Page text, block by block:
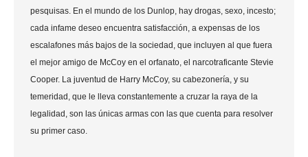
pesquisas. En el mundo de los Dunlop, hay drogas, sexo, incesto;
cada infame deseo encuentra satisfacción, a expensas de los
escalafones más bajos de la sociedad, que incluyen al que fuera
el mejor amigo de McCoy en el orfanato, el narcotraficante Stevie
Cooper. La juventud de Harry McCoy, su cabezonería, y su
temeridad, que le lleva constantemente a cruzar la raya de la
legalidad, son las únicas armas con las que cuenta para resolver
su primer caso.